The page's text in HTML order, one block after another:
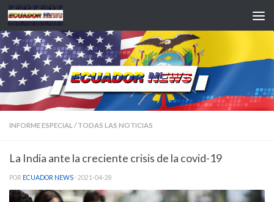
Saltar al contenido
INFORME ESPECIAL / TODAS LAS NOTICIAS
La India ante la creciente crisis de la covid-19
POR ECUADOR NEWS · 2021-04-28